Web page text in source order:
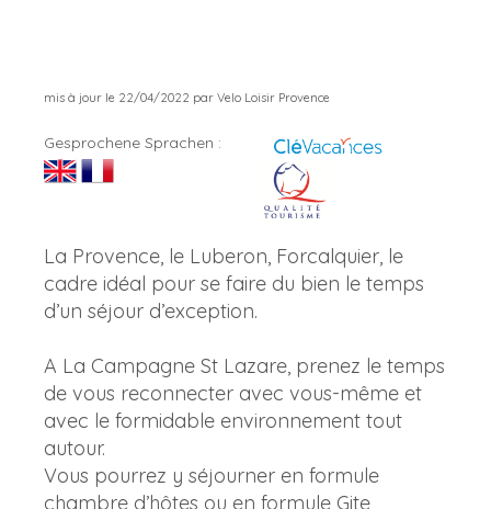
mis à jour le 22/04/2022 par Velo Loisir Provence
Gesprochene Sprachen :
La Provence, le Luberon, Forcalquier, le
cadre idéal pour se faire du bien le temps
d’un séjour d’exception.
A La Campagne St Lazare, prenez le temps
de vous reconnecter avec vous-même et
avec le formidable environnement tout
autour.
Vous pourrez y séjourner en formule
chambre d’hôtes ou en formule Gite